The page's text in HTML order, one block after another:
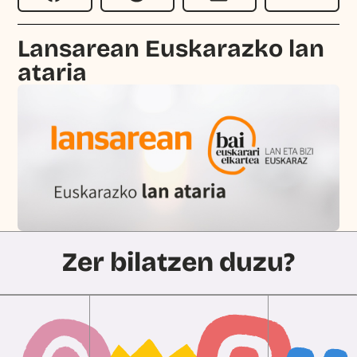
Lansarean Euskarazko lan
ataria
Zer bilatzen duzu?